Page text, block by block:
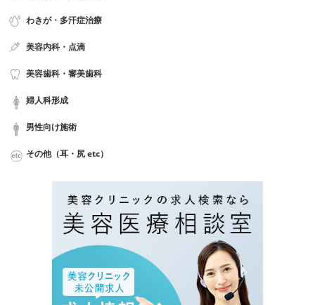
わきが・多汗症治療
美容内科・点滴
美容歯科・審美歯科
婦人科形成
男性向け施術
その他（耳・尻 etc）